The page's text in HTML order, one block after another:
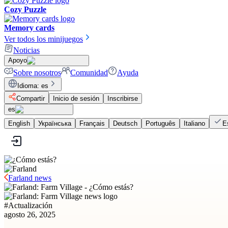
Cozy Puzzle
Memory cards
Ver todos los minijuegos
Noticias
Apoyo
Sobre nosotros Comunidad Ayuda
Idioma: es
Compartir
Inicio de sesión
Inscribirse
es
English
Українська Français Deutsch Português Italiano
Farland news
#Actualización
agosto 26, 2025